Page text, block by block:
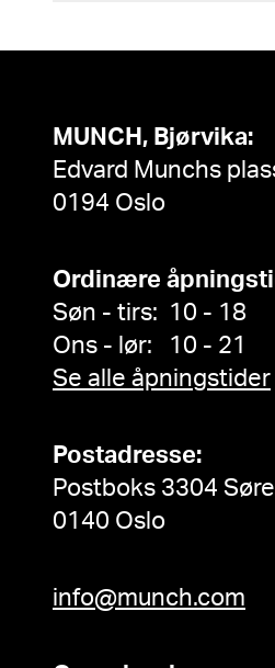
MUNCH, Bjørvika:
Edvard Munchs
0194 Oslo
Ordinære
Søn - tirs: 10 - 18
Ons - lør: 10 - 21
Se alle åpningstider
Postadresse:
Postboks 3304
0140 Oslo
info@munch.com